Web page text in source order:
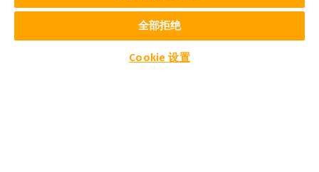
全部拒绝
Cookie 设置